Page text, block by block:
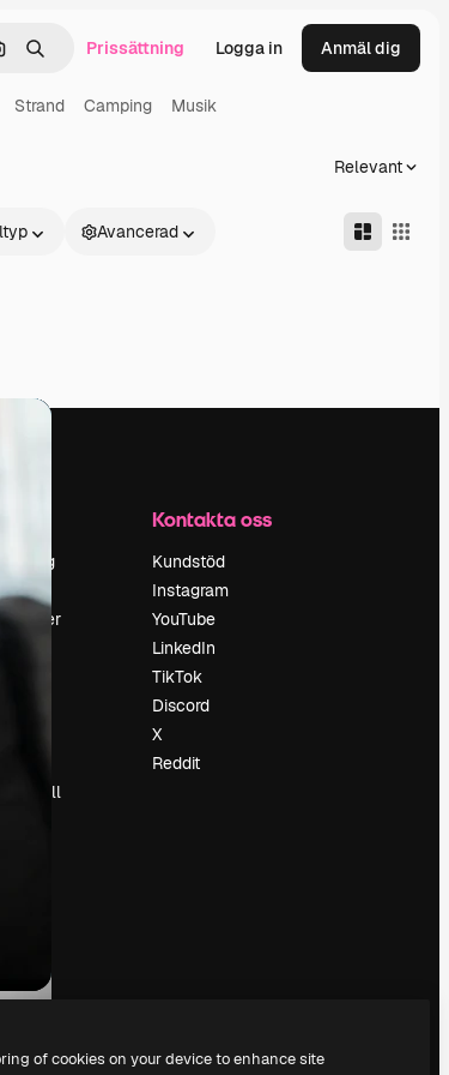
efter bild
Söka Prissättning Logga in Anmäl dig
Strand Camping Musik
Relevant
Avancerad
innehåll
Kontakta oss
Kundstöd
Instagram
YouTube
LinkedIn
TikTok
Discord
X
Reddit
of cookies on your device to enhance site